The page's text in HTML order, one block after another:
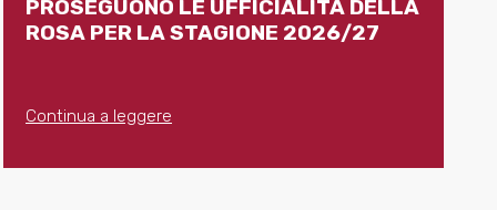
PROSEGUONO LE UFFICIALITÀ DELLA
ROSA PER LA STAGIONE 2026/27
Continua a leggere